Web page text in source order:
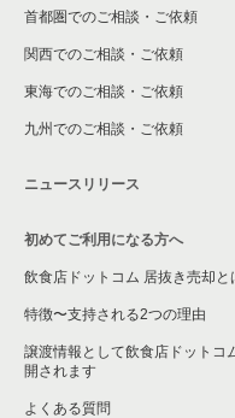
首都圏でのご相談・ご依頼
関西でのご相談・ご依頼
東海でのご相談・ご依頼
九州でのご相談・ご依頼
ニュースリリース
初めてご利用になる方へ
飲食店ドットコム 居抜き売却と
特徴〜支持される2つの理由
譲渡情報として飲食店ドットコ
開されます
よくある質問